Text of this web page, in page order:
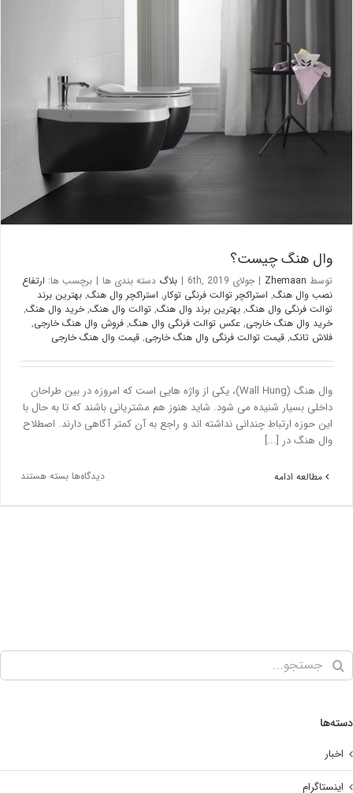
وال هنگ چیست؟
بلاگ
وال هنگ چیست؟
توسطZhemaan
| جولای 6th, 2019 | بلاگدسته بندی ها برچسب ها: ارتفاع
نصب وال هنگ,استراکچر توالت فرنگی توکار,استراکچر وال هنگ,بهترین برند
توالت فرنگی وال هنگ,بهترین برند وال هنگ,توالت وال هنگ,خرید وال هنگ,
خرید وال هنگ خارجی,عکس توالت فرنگی وال هنگ,فروش وال هنگ خارجی,
فلاش تانک,قیمت توالت فرنگی وال هنگ خارجی,قیمت وال هنگ خارجی
وال هنگ (Wall Hung)، یکی از واژه هایی است که امروزه در بین طراحان
داخلی بسیار شنیده می شود. شاید هنوز هم مشتریانی باشند که تا به حال با
این حوزه ارتباط چندانی نداشته اند و راجع به آن کمتر آگاهی دارند. اصطلاح
وال هنگ در [...]
مطالعه ادامه دیدگاه‌هابسته هستند